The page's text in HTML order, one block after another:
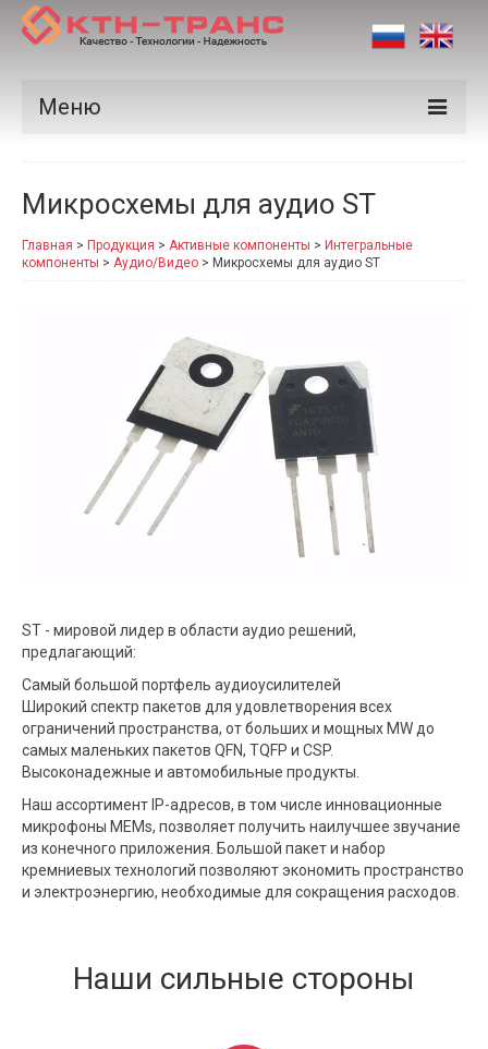
Меню
Производители
Рынки
Микросхемы для аудио ST
Главная > Продукция > Активные компоненты > Интегральные
компоненты > Аудио/Видео > Микросхемы для аудио ST
ST - мировой лидер в области аудио решений,
предлагающий:
Самый большой портфель аудиоусилителей
Широкий спектр пакетов для удовлетворения всех
ограничений пространства, от больших и мощных MW до
самых маленьких пакетов QFN, TQFP и CSP.
Высоконадежные и автомобильные продукты.
Наш ассортимент IP-адресов, в том числе инновационные
микрофоны MEMs, позволяет получить наилучшее звучание
из конечного приложения. Большой пакет и набор
кремниевых технологий позволяют экономить пространство
и электроэнергию, необходимые для сокращения расходов.
Наши сильные стороны